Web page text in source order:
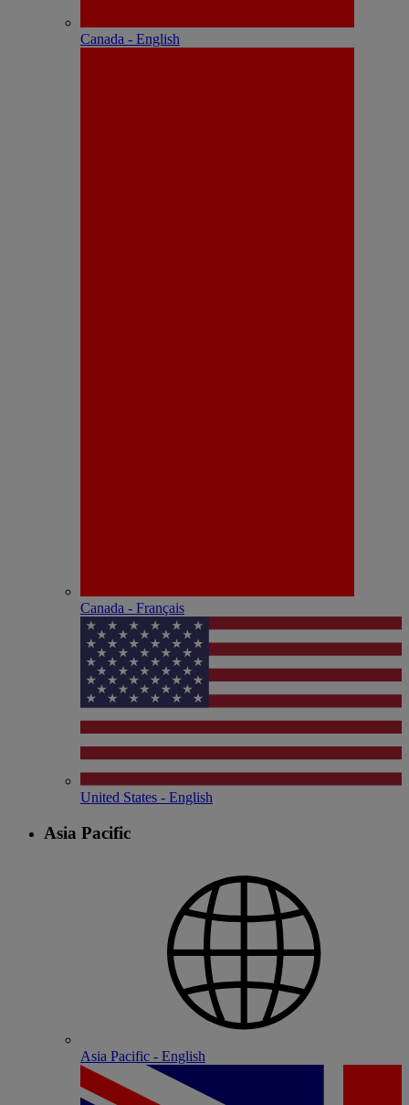
Canada - English
Canada - Français
United States - English
Asia Pacific
Asia Pacific - English